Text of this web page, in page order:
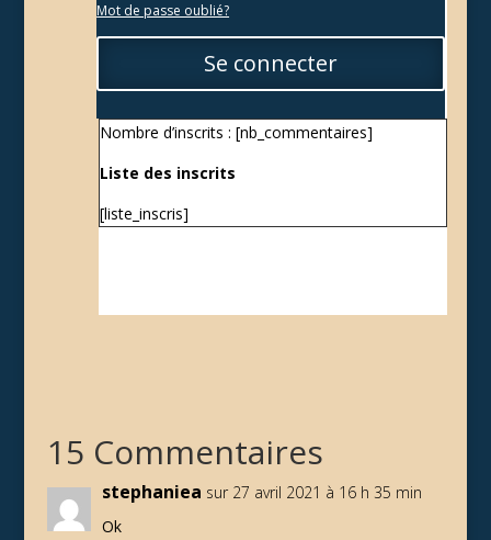
Mot de passe oublié?
Se connecter
Nombre d’inscrits : [nb_commentaires]
Liste des inscrits
[liste_inscris]
15 Commentaires
stephaniea sur 27 avril 2021 à 16 h 35 min
Ok